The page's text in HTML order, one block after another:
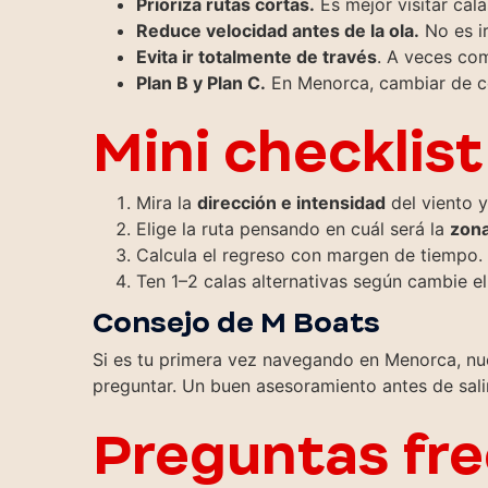
Prioriza rutas cortas. Es mejor visitar
Reduce velocidad antes de la ola. No es
Evita ir totalmente de través. A veces
Plan B y Plan C. En Menorca, cambiar de
Mini
Mira la dirección e intensidad del viento
Elige la ruta pensando en cuál será la
Calcula el regreso con margen de tiempo.
Ten 1–2 calas alternativas según cambie
Consejo de M Boats
Si es tu primera vez navegando en Menorca,
preguntar. Un buen asesoramiento antes de
Preguntas